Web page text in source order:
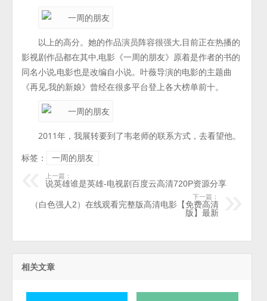
以上的高分。她的作品演员阵容很强大,目前正在热播的
影视剧作品都在其中,电影《一周的朋友》原着是作者的书的
同名小说,电影也是改编自小说。叶薇导演的电影的主题曲
《再见,我的新娘》曾经在很多平台登上各大榜单前十。
2011年，我展转要到了韦老师的联系方式，去看望他。
标签：
一周的朋友
上一篇：
说英雄谁是英雄-电视剧百度云高清720P资源分享
下一篇：
（白色强人2）在线观看完整版高清电影【免费高清
版】最新
相关文章